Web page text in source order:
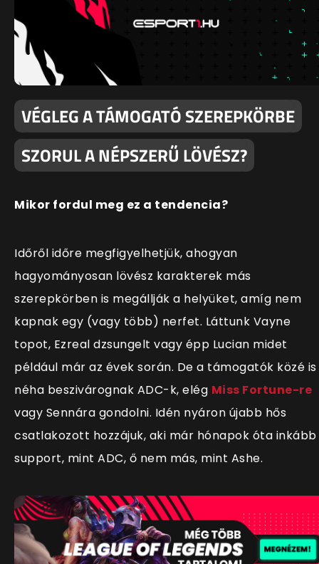
VÉGLEG A TÁMOGATÓ SZEREPKÖRBE
SZORUL A NÉPSZERŰ LÖVÉSZ?
Mikor fordul meg ez a tendencia?
Időről időre megfigyelhetjük, ahogyan
hagyományosan lövész karakterek más
szerepkörben is megállják a helyüket, amíg nem
kapnak egy (vagy több) nerfet. Láttunk Vayne
topot, Ezreal dzsungelt vagy épp Lucian midet
például már az évek során. De a támogatók közé is
néha beszivárognak ADC-k, elég Miss Fortune-re
vagy Sennára gondolni. Idén nyáron újabb hős
csatlakozott hozzájuk, aki már hónapok óta inkább
support, mint ADC, ő nem más, mint Ashe.